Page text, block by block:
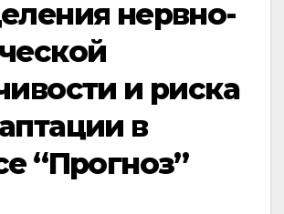
нервно-
и риска
в
“Прогноз”